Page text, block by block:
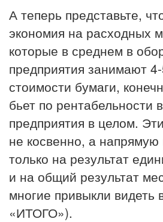
А теперь представьте,
экономия на расходных
которые в среднем в
предприятия занимают
стоимости бумаги,
бьет по рентабельности
предприятия в целом.
не косвенно, а
только на результат
и на общий результат
многие привыкли видеть
«ИТОГО»).